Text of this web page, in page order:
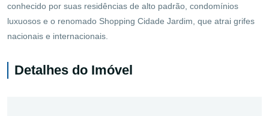
conhecido por suas residências de alto padrão, condomínios
luxuosos e o renomado Shopping Cidade Jardim, que atrai grifes
nacionais e internacionais.
Detalhes do Imóvel